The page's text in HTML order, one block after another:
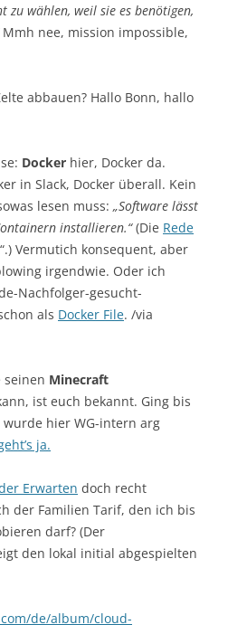
zu wählen, weil sie es benötigen,
Mmh nee, mission impossible,
abbauen? Hallo Bonn, hallo
Docker hier, Docker da.
in Slack, Docker überall. Kein
lesen muss: „Software lässt
installieren.“(Die Rede
Vermutich konsequent, aber
irgendwie. Oder ich
Nachfolger-gesucht-
als Docker File. /via
seinen Minecraft
ist euch bekannt. Ging bis
hier WG-intern arg
ja.
Erwarten doch recht
der Familien Tarif, den ich bis
darf? (Der
den lokal initial abgespielten
de/album/cloud-